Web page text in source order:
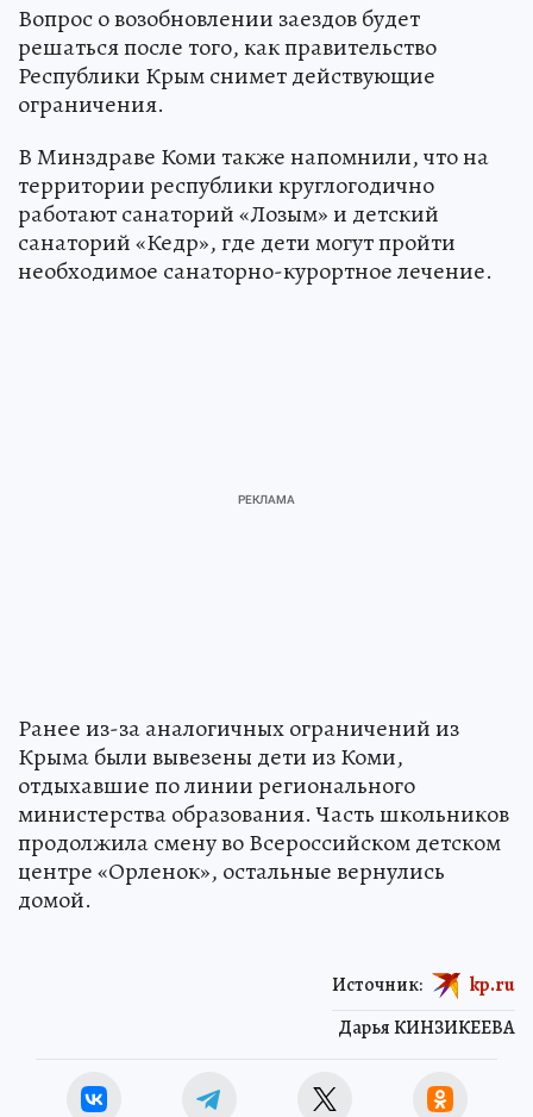
Вопрос о возобновлении заездов будет
решаться после того, как правительство
Республики Крым снимет действующие
ограничения.
В Минздраве Коми также напомнили, что на
территории республики круглогодично
работают санаторий «Лозым» и детский
санаторий «Кедр», где дети могут пройти
необходимое санаторно-курортное лечение.
Ранее из-за аналогичных ограничений из
Крыма были вывезены дети из Коми,
отдыхавшие по линии регионального
министерства образования. Часть школьников
продолжила смену во Всероссийском детском
центре «Орленок», остальные вернулись
домой.
Дарья КИНЗИКЕЕВА
Источник: kp.ru